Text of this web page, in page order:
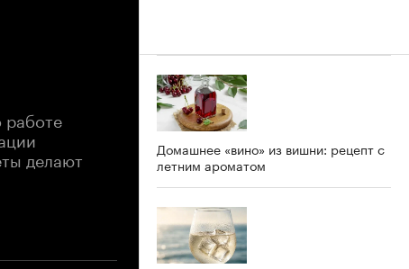
работе
делают
Домашнее «вино» из вишни: рецепт с
летним ароматом